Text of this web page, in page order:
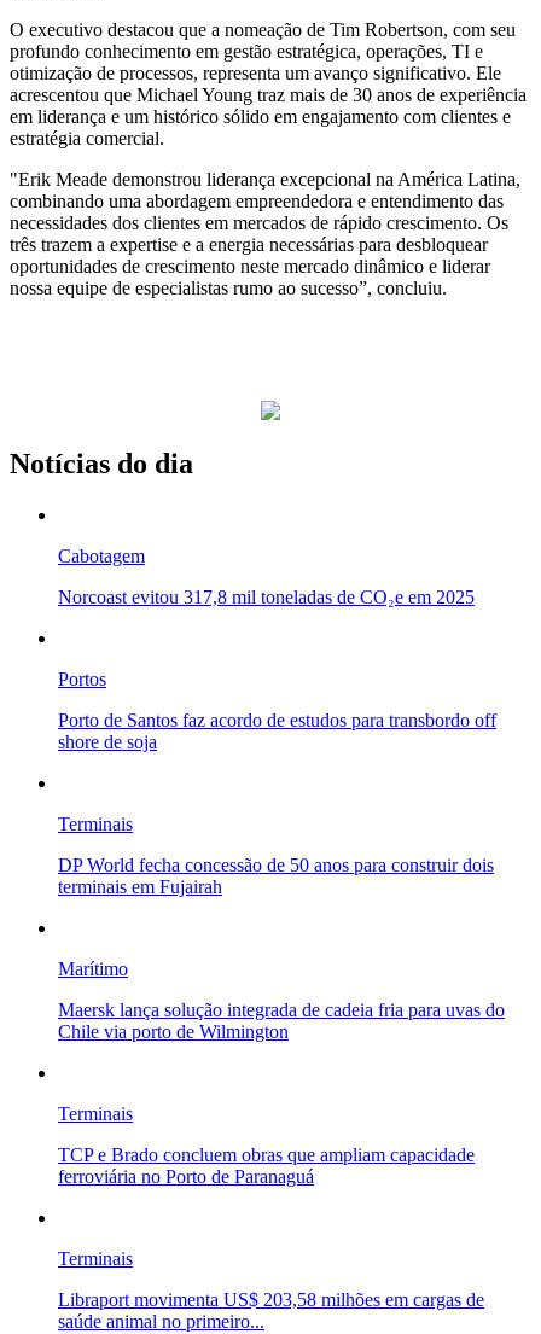
O executivo destacou que a nomeação de Tim Robertson, com seu
profundo conhecimento em gestão estratégica, operações, TI e
otimização de processos, representa um avanço significativo. Ele
acrescentou que Michael Young traz mais de 30 anos de experiência
em liderança e um histórico sólido em engajamento com clientes e
estratégia comercial.
"Erik Meade demonstrou liderança excepcional na América Latina,
combinando uma abordagem empreendedora e entendimento das
necessidades dos clientes em mercados de rápido crescimento. Os
três trazem a expertise e a energia necessárias para desbloquear
oportunidades de crescimento neste mercado dinâmico e liderar
nossa equipe de especialistas rumo ao sucesso”, concluiu.
Notícias do dia
Cabotagem
Norcoast evitou 317,8 mil toneladas de CO₂e em 2025
Portos
Porto de Santos faz acordo de estudos para transbordo off
shore de soja
Terminais
DP World fecha concessão de 50 anos para construir dois
terminais em Fujairah
Marítimo
Maersk lança solução integrada de cadeia fria para uvas do
Chile via porto de Wilmington
Terminais
TCP e Brado concluem obras que ampliam capacidade
ferroviária no Porto de Paranaguá
Terminais
Libraport movimenta US$ 203,58 milhões em cargas de
saúde animal no primeiro...